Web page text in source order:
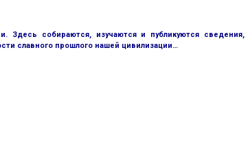
собираются, изучаются и публикуются сведения,
славного прошлого нашей цивилизации…